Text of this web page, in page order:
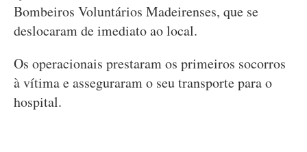
Bombeiros Voluntários Madeirenses, que se
deslocaram de imediato ao local.
Os operacionais prestaram os primeiros socorros
à vítima e asseguraram o seu transporte para o
hospital.